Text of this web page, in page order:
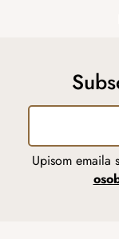
Upisom emaila